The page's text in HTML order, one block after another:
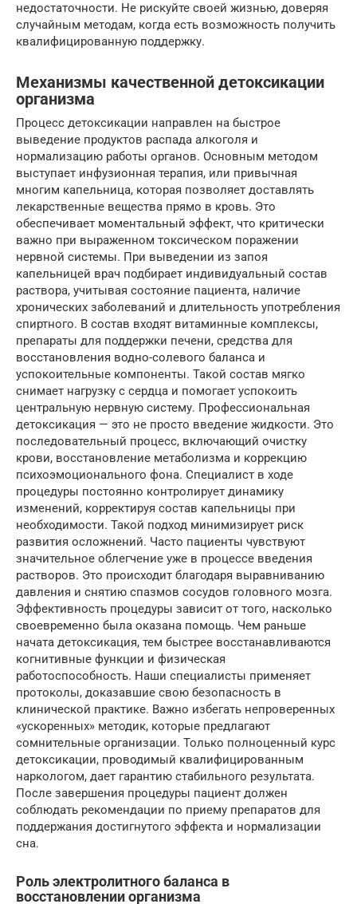
недостаточности. Не рискуйте своей жизнью, доверяя
случайным методам, когда есть возможность получить
квалифицированную поддержку.
Механизмы качественной детоксикации
организма
Процесс детоксикации направлен на быстрое
выведение продуктов распада алкоголя и
нормализацию работы органов. Основным методом
выступает инфузионная терапия, или привычная
многим капельница, которая позволяет доставлять
лекарственные вещества прямо в кровь. Это
обеспечивает моментальный эффект, что критически
важно при выраженном токсическом поражении
нервной системы. При выведении из запоя
капельницей врач подбирает индивидуальный состав
раствора, учитывая состояние пациента, наличие
хронических заболеваний и длительность употребления
спиртного. В состав входят витаминные комплексы,
препараты для поддержки печени, средства для
восстановления водно-солевого баланса и
успокоительные компоненты. Такой состав мягко
снимает нагрузку с сердца и помогает успокоить
центральную нервную систему. Профессиональная
детоксикация — это не просто введение жидкости. Это
последовательный процесс, включающий очистку
крови, восстановление метаболизма и коррекцию
психоэмоционального фона. Специалист в ходе
процедуры постоянно контролирует динамику
изменений, корректируя состав капельницы при
необходимости. Такой подход минимизирует риск
развития осложнений. Часто пациенты чувствуют
значительное облегчение уже в процессе введения
растворов. Это происходит благодаря выравниванию
давления и снятию спазмов сосудов головного мозга.
Эффективность процедуры зависит от того, насколько
своевременно была оказана помощь. Чем раньше
начата детоксикация, тем быстрее восстанавливаются
когнитивные функции и физическая
работоспособность. Наши специалисты применяет
протоколы, доказавшие свою безопасность в
клинической практике. Важно избегать непроверенных
«ускоренных» методик, которые предлагают
сомнительные организации. Только полноценный курс
детоксикации, проводимый квалифицированным
наркологом, дает гарантию стабильного результата.
После завершения процедуры пациент должен
соблюдать рекомендации по приему препаратов для
поддержания достигнутого эффекта и нормализации
сна.
Роль электролитного баланса в
восстановлении организма